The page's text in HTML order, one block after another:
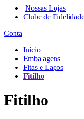
Nossas Lojas
Clube de Fidelidade
Conta
Início
Embalagens
Fitas e Laços
Fitilho
Fitilho